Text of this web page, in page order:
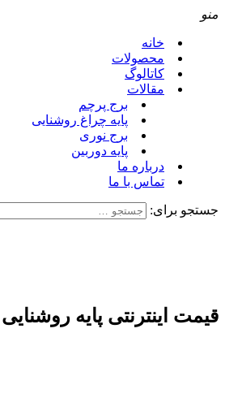
منو
خانه
محصولات
کاتالوگ
مقالات
برج پرچم
پایه چراغ روشنایی
برج نوری
پایه دوربین
درباره ما
تماس با ما
جستجو برای:
قیمت اینترنتی پایه